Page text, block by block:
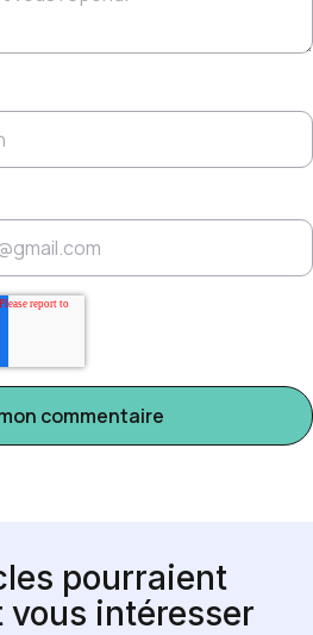
pourraient
vous intéresser